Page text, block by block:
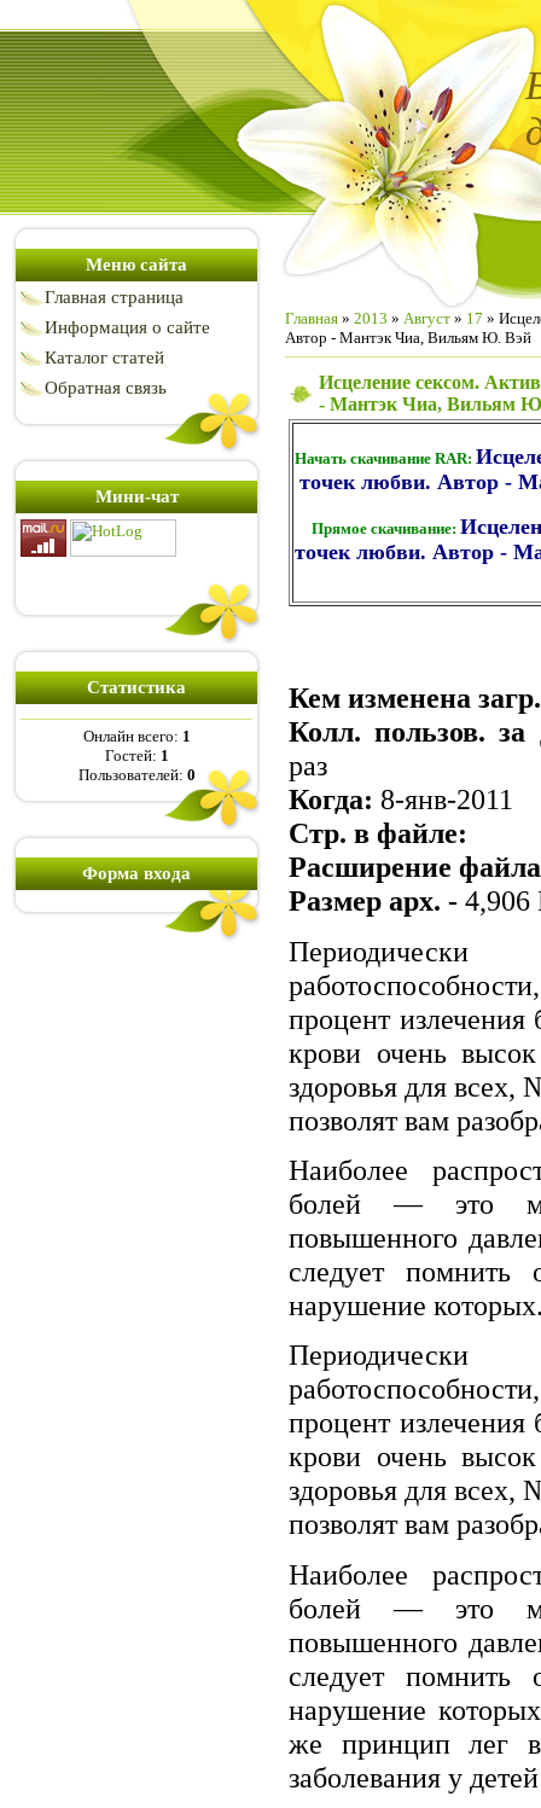
Меню сайта
Главная страница
Информация о сайте
Каталог статей
Обратная связь
Мини-чат
Статистика
Онлайн всего: 1
Гостей: 1
Пользователей: 0
Форма входа
Главная » 2013 » Август » 17 »
Автор - Мантэк Чиа, Вильям Ю. Вэй
Исцеление сексом.
- Мантэк Чиа, Вильям
Начать скачивание RAR:
точек любви. Автор -
Прямое скачивание:
точек любви. Автор -
Кем изменена
Колл. пользов.
раз
Когда: 8-янв-2011
Стр. в файле:
Расширение
Размер арх. - 4,906
процент
крови очень
здоровья для
позволят вам
Наиболее
болей — это
повышенного
следует помнить
нарушение
процент
крови очень
здоровья для
позволят вам
Наиболее
болей — это
повышенного
следует помнить
нарушение
же принцип лег
заболевания у